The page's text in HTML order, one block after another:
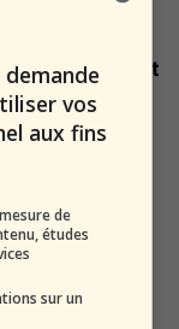
qui poussent
2025
40 000
au public
2025
vos
aux fins
de
études
sur un